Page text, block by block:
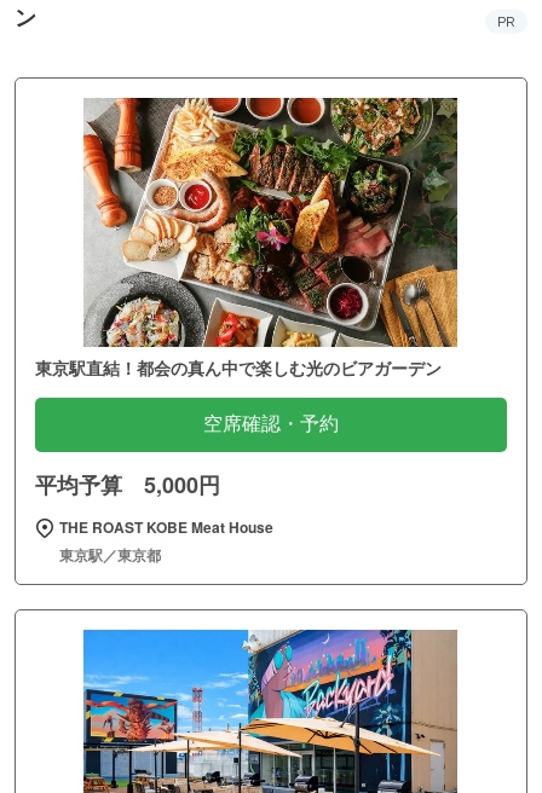
ン
PR
東京駅直結！都会の真ん中で楽しむ光のビアガーデン
空席確認・予約
平均予算 5,000円
THE ROAST KOBE Meat House
東京駅／東京都